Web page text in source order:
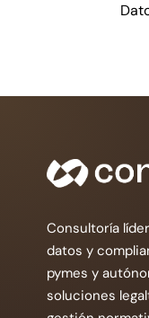
Consultoría
datos y
pymes y
soluciones